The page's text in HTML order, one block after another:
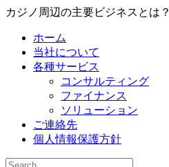
カ‌ジ‌ノ‌周‌辺‌の‌主‌要‌ビ‌ジ‌ネ‌ス‌と‌は？‌
ホーム
当社について
各種サービス
コンサルティング
ファイナンス
ソリューション
ご連絡先
個人情報保護方針